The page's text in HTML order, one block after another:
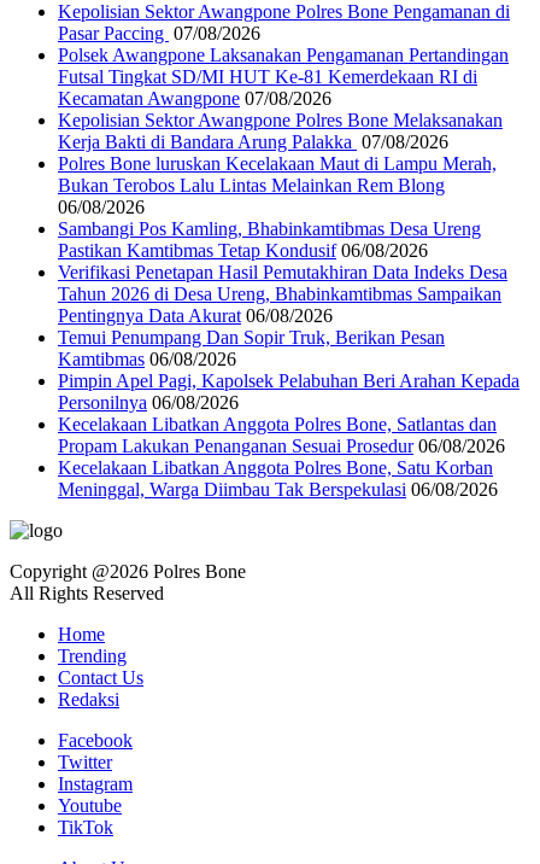
Kepolisian Sektor Awangpone Polres Bone Pengamanan di
Pasar Paccing ‎ 07/08/2026
Polsek Awangpone Laksanakan Pengamanan Pertandingan
Futsal Tingkat SD/MI HUT Ke-81 Kemerdekaan RI di
Kecamatan Awangpone 07/08/2026
‎Kepolisian Sektor Awangpone Polres Bone Melaksanakan
Kerja Bakti di Bandara Arung Palakka ‎ 07/08/2026
Polres Bone luruskan Kecelakaan Maut di Lampu Merah,
Bukan Terobos Lalu Lintas Melainkan Rem Blong
06/08/2026
Sambangi Pos Kamling, Bhabinkamtibmas Desa Ureng
Pastikan Kamtibmas Tetap Kondusif 06/08/2026
Verifikasi Penetapan Hasil Pemutakhiran Data Indeks Desa
Tahun 2026 di Desa Ureng, Bhabinkamtibmas Sampaikan
Pentingnya Data Akurat 06/08/2026
Temui Penumpang Dan Sopir Truk, Berikan Pesan
Kamtibmas 06/08/2026
Pimpin Apel Pagi, Kapolsek Pelabuhan Beri Arahan Kepada
Personilnya 06/08/2026
Kecelakaan Libatkan Anggota Polres Bone, Satlantas dan
Propam Lakukan Penanganan Sesuai Prosedur 06/08/2026
Kecelakaan Libatkan Anggota Polres Bone, Satu Korban
Meninggal, Warga Diimbau Tak Berspekulasi 06/08/2026
Copyright @2026 Polres Bone
All Rights Reserved
Home
Trending
Contact Us
Redaksi
Facebook
Twitter
Instagram
Youtube
TikTok